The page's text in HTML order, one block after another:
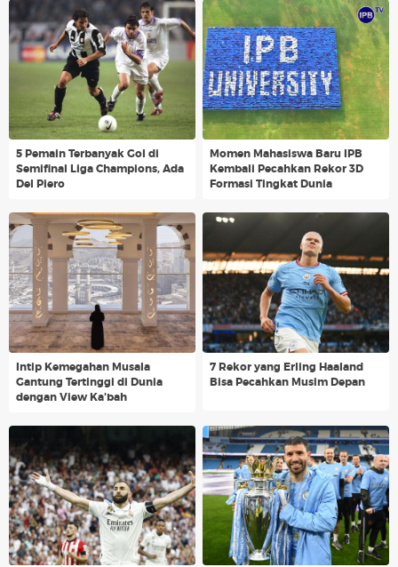
5 Pemain Terbanyak Gol di
Semifinal Liga Champions, Ada
Del Piero
Momen Mahasiswa Baru IPB
Kembali Pecahkan Rekor 3D
Formasi Tingkat Dunia
Intip Kemegahan Musala
Gantung Tertinggi di Dunia
dengan View Ka'bah
7 Rekor yang Erling Haaland
Bisa Pecahkan Musim Depan